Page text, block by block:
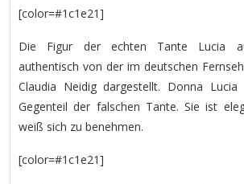
[color=#1c1e21]
Die Figur der echten Tante Lucia
authentisch von der im deutschen
Claudia Neidig dargestellt. Donna
Gegenteil der falschen Tante. Sie ist
weiß sich zu benehmen.
[color=#1c1e21]